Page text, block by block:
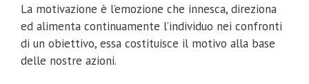
La motivazione è l’emozione che innesca, direziona
ed alimenta continuamente l’individuo nei confronti
di un obiettivo, essa costituisce il motivo alla base
delle nostre azioni.